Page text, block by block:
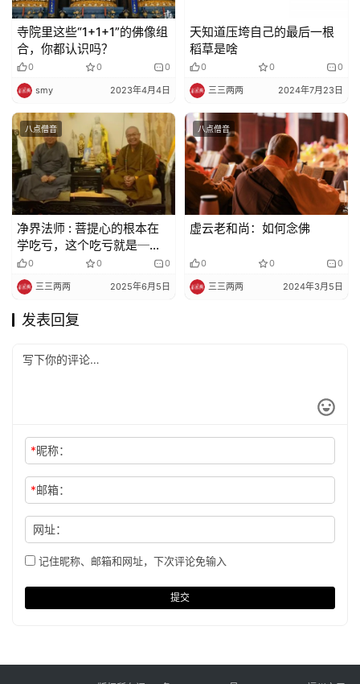
寺院里这些“1+1+1”的佛像组
合，你都认识吗？
0 0 0
smy 2023年4月4日
天知道压垮自己的最后一根
稻草是啥
0 0 0
三三两两 2024年7月23日
八点僧音
净界法师 : 菩提心的根本在
学吃亏，这个吃亏就是──
忍让
0 0 0
三三两两 2025年6月5日
八点僧音
虚云老和尚：如何念佛
0 0 0
三三两两 2024年3月5日
发表回复
*昵称：
*邮箱：
网址：
记住昵称、邮箱和网址，下次评论免输入
提交